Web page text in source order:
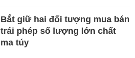
Bắt giữ hai đối tượng mua bán
trái phép số lượng lớn chất
ma túy